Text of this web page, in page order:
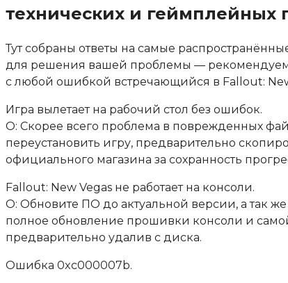
технических и геймплейных
Тут собраны ответы на самые
для решения вашей проблемы —
с любой ошибкой встречающийся в Fallout:
Игра вылетает на рабочий стол без ошибок.
О: Скорее всего проблема в поврежденных
переустановить игру, предварительно
официального магазина за сохранность
Fallout: New Vegas не работает на консоли.
О: Обновите ПО до актуальной версии, а так
полное обновление прошивки консоли и
предварительно удалив с диска.
Ошибка 0xc000007b.